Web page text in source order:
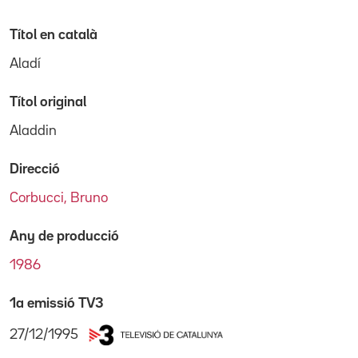
Títol en català
Aladí
Títol original
Aladdin
Direcció
Corbucci, Bruno
Any de producció
1986
1a emissió TV3
27/12/1995